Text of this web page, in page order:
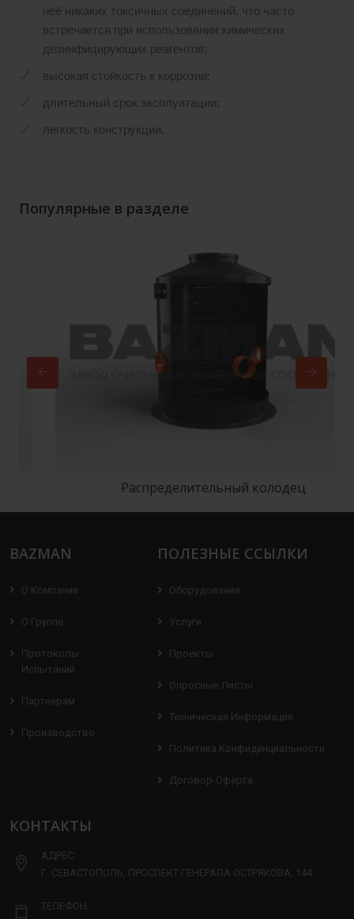
неё никаких токсичных соединений, что часто
встречается при использовании химических
дезинфицирующих реагентов;
высокая стойкость к коррозии;
длительный срок эксплуатации;
легкость конструкции.
Популярные в разделе
Распределительный колодец
BAZMAN
О Компании
О Группе
Протоколы
Испытаний
Партнерам
Производство
ПОЛЕЗНЫЕ ССЫЛКИ
Оборудование
Услуги
Проекты
Опросные Листы
Техническая Информация
Политика Конфиденциальности
Договор-Оферта
КОНТАКТЫ
АДРЕС:
Г. СЕВАСТОПОЛЬ, ПРОСПЕКТ ГЕНЕРАЛА ОСТРЯКОВА, 144
ТЕЛЕФОН: